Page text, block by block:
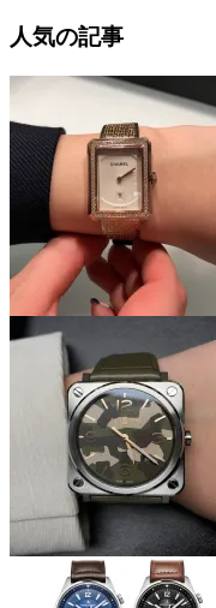
人気の記事